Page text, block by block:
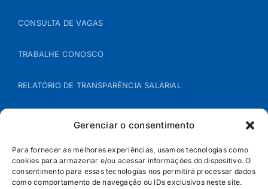
Gerenciar o consentimento
Para fornecer as melhores experiências, usamos tecnologias como
cookies para armazenar e/ou acessar informações do dispositivo. O
consentimento para essas tecnologias nos permitirá processar dados
como comportamento de navegação ou IDs exclusivos neste site.
CONSULTA DE VAGAS
TRABALHE CONOSCO
RELATÓRIO DE TRANSPARÊNCIA SALARIAL
POLÍTICA DE COOKIES
POLÍTICA DE PRIVACIDADE